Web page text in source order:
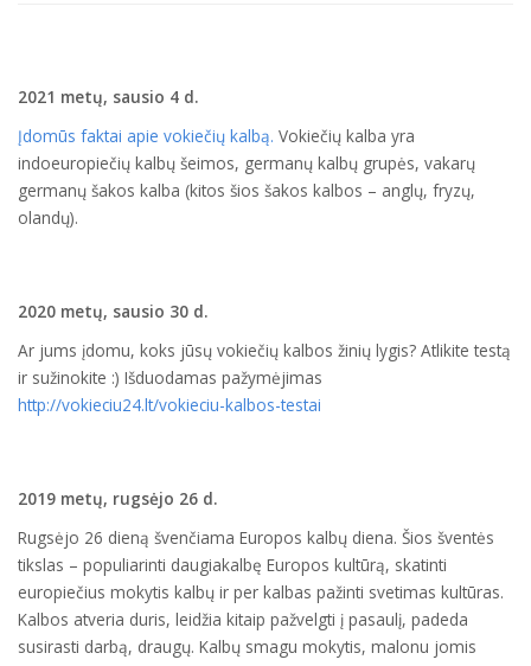
2021 metų, sausio 4 d.
‪Įdomūs faktai apie vokiečių kalbą. Vokiečių kalba yra
indoeuropiečių kalbų šeimos, germanų kalbų grupės, vakarų
germanų šakos kalba (kitos šios šakos kalbos – anglų, fryzų,
olandų).
2020 metų, sausio 30 d.
Ar jums įdomu, koks jūsų vokiečių kalbos žinių lygis? Atlikite testą
ir sužinokite :) Išduodamas pažymėjimas
http://vokieciu24.lt/vokieciu-kalbos-testai
2019 metų, rugsėjo 26 d.
Rugsėjo 26 dieną švenčiama Europos kalbų diena. Šios šventės
tikslas – populiarinti daugiakalbę Europos kultūrą, skatinti
europiečius mokytis kalbų ir per kalbas pažinti svetimas kultūras.
Kalbos atveria duris, leidžia kitaip pažvelgti į pasaulį, padeda
susirasti darbą, draugų. Kalbų smagu mokytis, malonu jomis